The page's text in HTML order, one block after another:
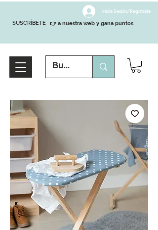
SUSCRÍBETE
Inicia Sesión/Regístrate
👉 a nuestra web y gana puntos